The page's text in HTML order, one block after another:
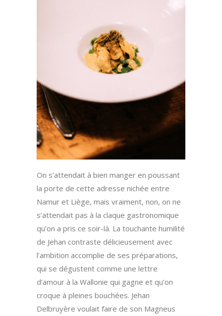
On s’attendait à bien manger en poussant
la porte de cette adresse nichée entre
Namur et Liège, mais vraiment, non, on ne
s’attendait pas à la claque gastronomique
qu’on a pris ce soir-là. La touchante humilité
de Jehan contraste délicieusement avec
l’ambition accomplie de ses préparations,
qui se dégustent comme une lettre
d’amour à la Wallonie qui gagne et qu’on
croque à pleines bouchées. Jehan
Delbruyère voulait faire de son Magneus